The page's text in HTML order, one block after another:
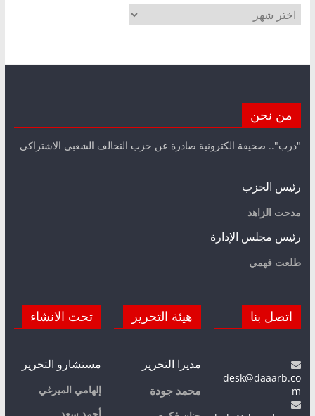
الأرشيف
من نحن
"درب".. صحيفة الكترونية صادرة عن حزب التحالف الشعبي الاشتراكي
رئيس الحزب
مدحت الزاهد
رئيس مجلس الإدارة
طلعت فهمي
اتصل بنا
desk@daaarb.co
m
هيئة التحرير
مديرا التحرير
محمد جودة
تحت الانشاء
مستشارو التحرير
إلهامي الميرغي